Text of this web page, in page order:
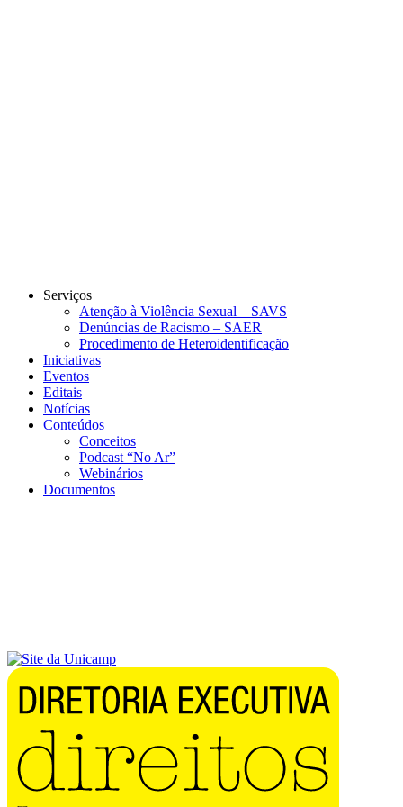
Serviços
Atenção à Violência Sexual – SAVS
Denúncias de Racismo – SAER
Procedimento de Heteroidentificação
Iniciativas
Eventos
Editais
Notícias
Conteúdos
Conceitos
Podcast “No Ar”
Webinários
Documentos